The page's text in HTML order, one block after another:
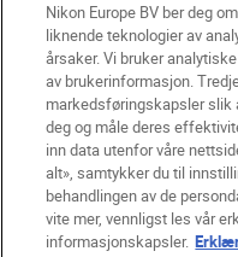
NO Nikon Sites
Kontakt oss
Vilkår og betingelser
Erklæring Om
Innstillinger for
© 2026 Nikon
Nikon Europe BV ber deg
liknende teknologier av
årsaker. Vi bruker
av brukerinformasjon.
markedsføringskapsler slik
deg og måle deres
inn data utenfor våre
alt», samtykker du til
behandlingen av de
vite mer, vennligst les vår
informasjonskapsler.